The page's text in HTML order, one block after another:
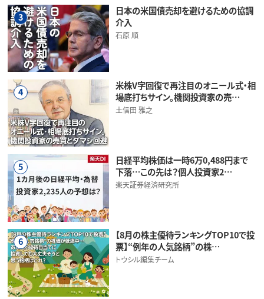
3
日本の米国債売却を避けるための協調
介入
石原 順
4
米株V字回復で再注目のオニール式・相
場底打ちサイン。機関投資家の売…
土信田 雅之
5
日経平均株価は一時6万0,488円まで
下落…この先は？個人投資家2…
楽天証券経済研究所
6
【8月の株主優待ランキングTOP10で投
票】“例年の人気銘柄”の株…
トウシル編集チーム